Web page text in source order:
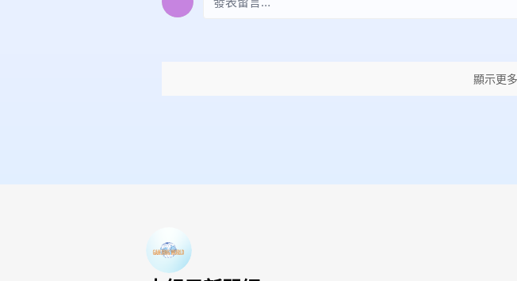
顯示更多